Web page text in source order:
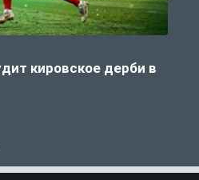
кировское дерби в